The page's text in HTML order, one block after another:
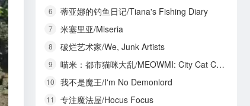
6 蒂亚娜的钓鱼日记/Tiana's Fishing Diary
7 米塞里亚/Miseria
8 破烂艺术家/We, Junk Artists
9 喵米：都市猫咪大乱/MEOWMI: City Cat Chaos
10 我不是魔王/I'm No Demonlord
11 专注魔法屋/Hocus Focus